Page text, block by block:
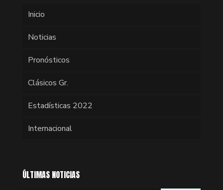
Inicio
Noticias
Pronósticos
Clásicos Gr.
Estadísticas 2022
Internacional
ÚLTIMAS NOTICIAS